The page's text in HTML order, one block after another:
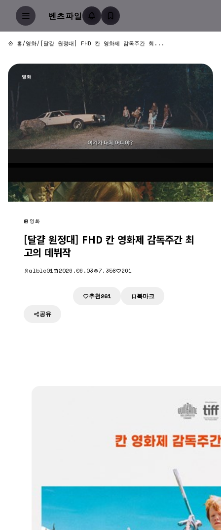
벤츠파일
홈/영화/ [달걀 원정대] FHD 칸 영화제 감독주간 최...
영화
영화
[달걀 원정대] FHD 칸 영화제 감독주간 최
고의 데뷔작
alblc01 2026.06.03 7,358 261
추천261 북마크
공유